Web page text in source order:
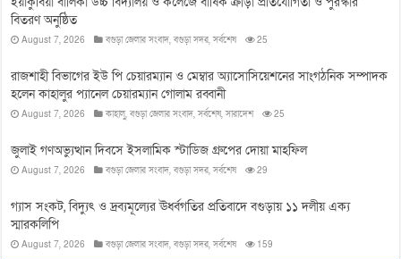
বিতরণ অনুষ্ঠিত
August 7, 2026 বগুড়া জেলার সংবাদ,বগুড়া সদর,সর্বশেষ 25
রাজশাহী বিভাগের ইউ পি চেয়ারম্যান ও মেম্বার অ্যাসোসিয়েশনের সাংগঠনিক সম্পাদক
হলেন কাহালুর প্যানেল চেয়ারম্যান গোলাম রব্বানী
August 7, 2026 কাহালু,বগুড়া জেলার সংবাদ,সর্বশেষ,সারাদেশ 25
জুলাই গণঅভ্যুত্থান দিবসে ইসলামিক স্টাডিজ গ্রুপের দোয়া মাহফিল
August 7, 2026 বগুড়া জেলার সংবাদ,বগুড়া সদর,সর্বশেষ 29
গ্যাস সংকট, বিদ্যুৎ ও দ্রব্যমূল্যের ঊর্ধ্বগতির প্রতিবাদে বগুড়ায় ১১ দলীয় এক্য
স্মারকলিপি
August 7, 2026 বগুড়া জেলার সংবাদ,বগুড়া সদর,সর্বশেষ 159